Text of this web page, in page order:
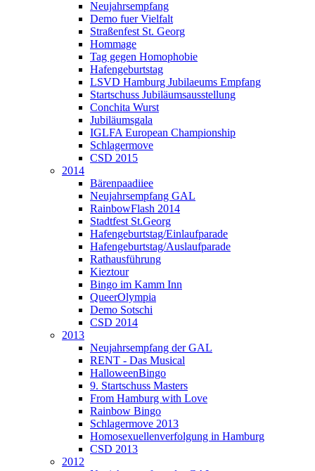
Neujahrsempfang
Demo fuer Vielfalt
Straßenfest St. Georg
Hommage
Tag gegen Homophobie
Hafengeburtstag
LSVD Hamburg Jubilaeums Empfang
Startschuss Jubiläumsausstellung
Conchita Wurst
Jubiläumsgala
IGLFA European Championship
Schlagermove
CSD 2015
2014
Bärenpaadiiee
Neujahrsempfang GAL
RainbowFlash 2014
Stadtfest St.Georg
Hafengeburtstag/Einlaufparade
Hafengeburtstag/Auslaufparade
Rathausführung
Kieztour
Bingo im Kamm Inn
QueerOlympia
Demo Sotschi
CSD 2014
2013
Neujahrsempfang der GAL
RENT - Das Musical
HalloweenBingo
9. Startschuss Masters
From Hamburg with Love
Rainbow Bingo
Schlagermove 2013
Homosexuellenverfolgung in Hamburg
CSD 2013
2012